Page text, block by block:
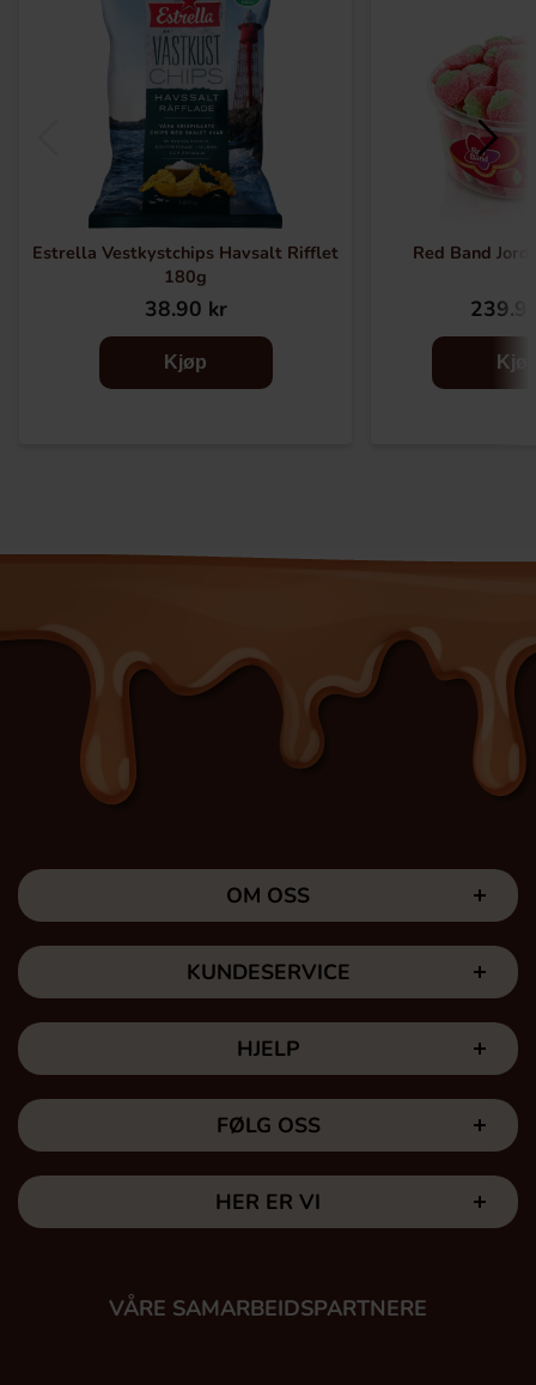
Estrella Vestkystchips Havsalt Rifflet
180g
38.90 kr
Kjøp
Red Band
OM OSS
KUNDESERVICE
HJELP
FØLG OSS
HER ER VI
VÅRE SAMARBEIDSPARTNERE